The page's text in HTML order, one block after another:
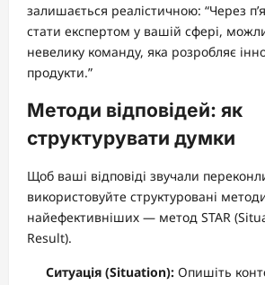
залишається реалістичною: “Через
стати експертом у вашій сфері,
невелику команду, яка розробляє
продукти.”
Методи відповідей: як
структурувати думки
Щоб ваші відповіді звучали
використовуйте структуровані
найефективніших — метод STAR
Result).
Ситуація (Situation): Опишіть